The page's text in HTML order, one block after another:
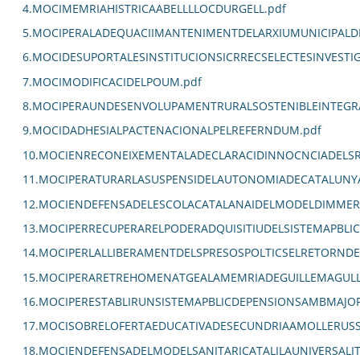
4.MOCIMEMRIAHISTRICAABELLLLOCDURGELL.pdf
7.MOCIMODIFICACIDELPOUM.pdf
9.MOCIDADHESIALPACTENACIONALPELREFERNDUM.pdf